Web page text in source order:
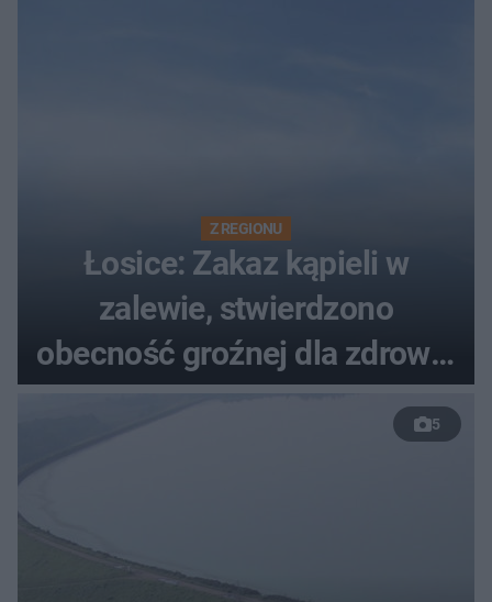
Z REGIONU
Łosice: Zakaz kąpieli w
zalewie, stwierdzono
obecność groźnej dla zdrowia
bakterii
5